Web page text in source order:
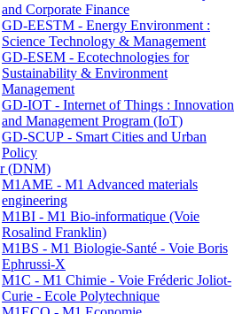
and Corporate Finance
GD-EESTM - Energy Environment :
Science Technology & Management
GD-ESEM - Ecotechnologies for
Sustainability & Environment
Management
GD-IOT - Internet of Things : Innovation
and Management Program (IoT)
GD-SCUP - Smart Cities and Urban
Policy
(DNM)
M1AME - M1 Advanced materials
engineering
M1BI - M1 Bio-informatique (Voie
Rosalind Franklin)
M1BS - M1 Biologie-Santé - Voie Boris
Ephrussi-X
M1C - M1 Chimie - Voie Fréderic Joliot-
Curie - Ecole Polytechnique